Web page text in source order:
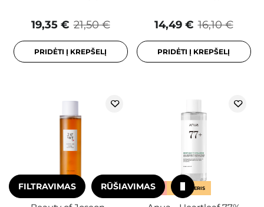
21,50 €
19,35 €
PRIDĖTI Į KREPŠELĮ
16,10 €
14,49 €
PRIDĖTI Į KREPŠELĮ
AKCIJA AKCIJA BESTSELERIS
FILTRAVIMAS RŪŠIAVIMAS